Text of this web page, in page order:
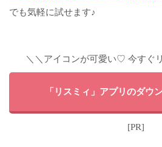
でも気軽に試せます♪
＼＼アイコンが可愛い♡ 今すぐ
「リスミィ」アプリのダウ
[PR]